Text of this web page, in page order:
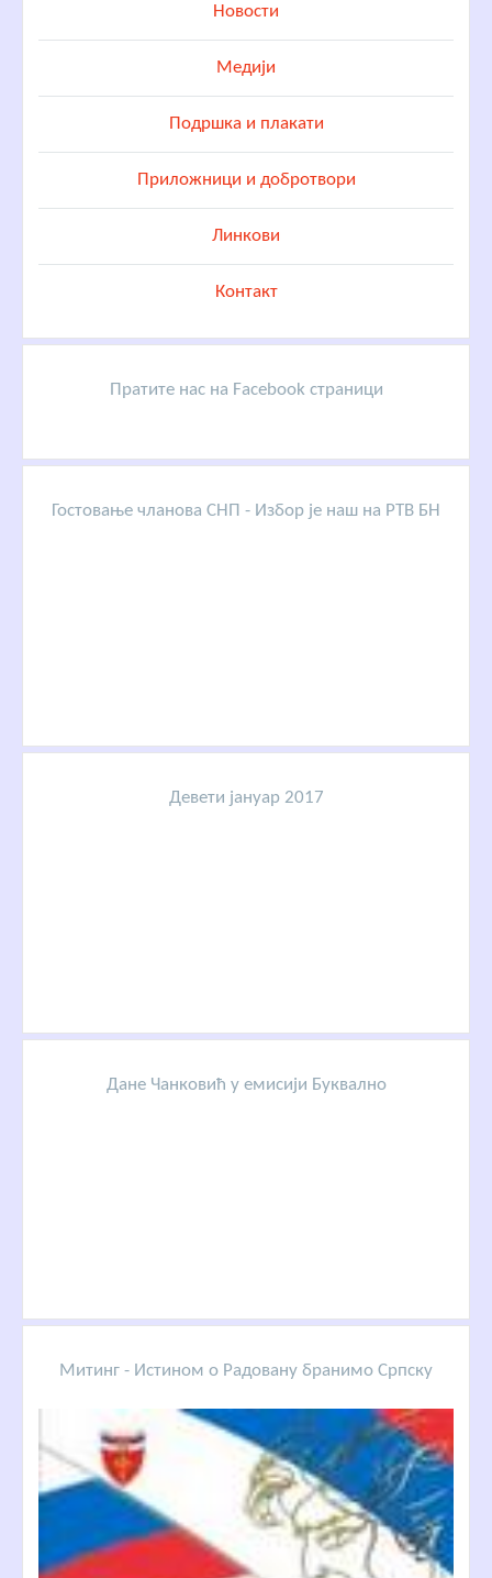
Новости
Медији
Подршка и плакати
Приложници и добротвори
Линкови
Контакт
Пратите нас на Facebook страници
Гостовање чланова СНП - Избор је наш на РТВ БН
Девети јануар 2017
Дане Чанковић у емисији Буквално
Митинг - Истином о Радовану бранимо Српску